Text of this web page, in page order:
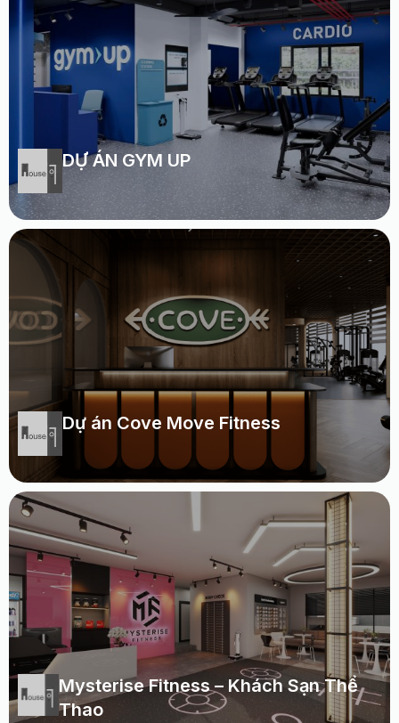
DỰ ÁN GYM UP
Dự án Cove Move Fitness
Mysterise Fitness – Khách Sạn Thể
Thao